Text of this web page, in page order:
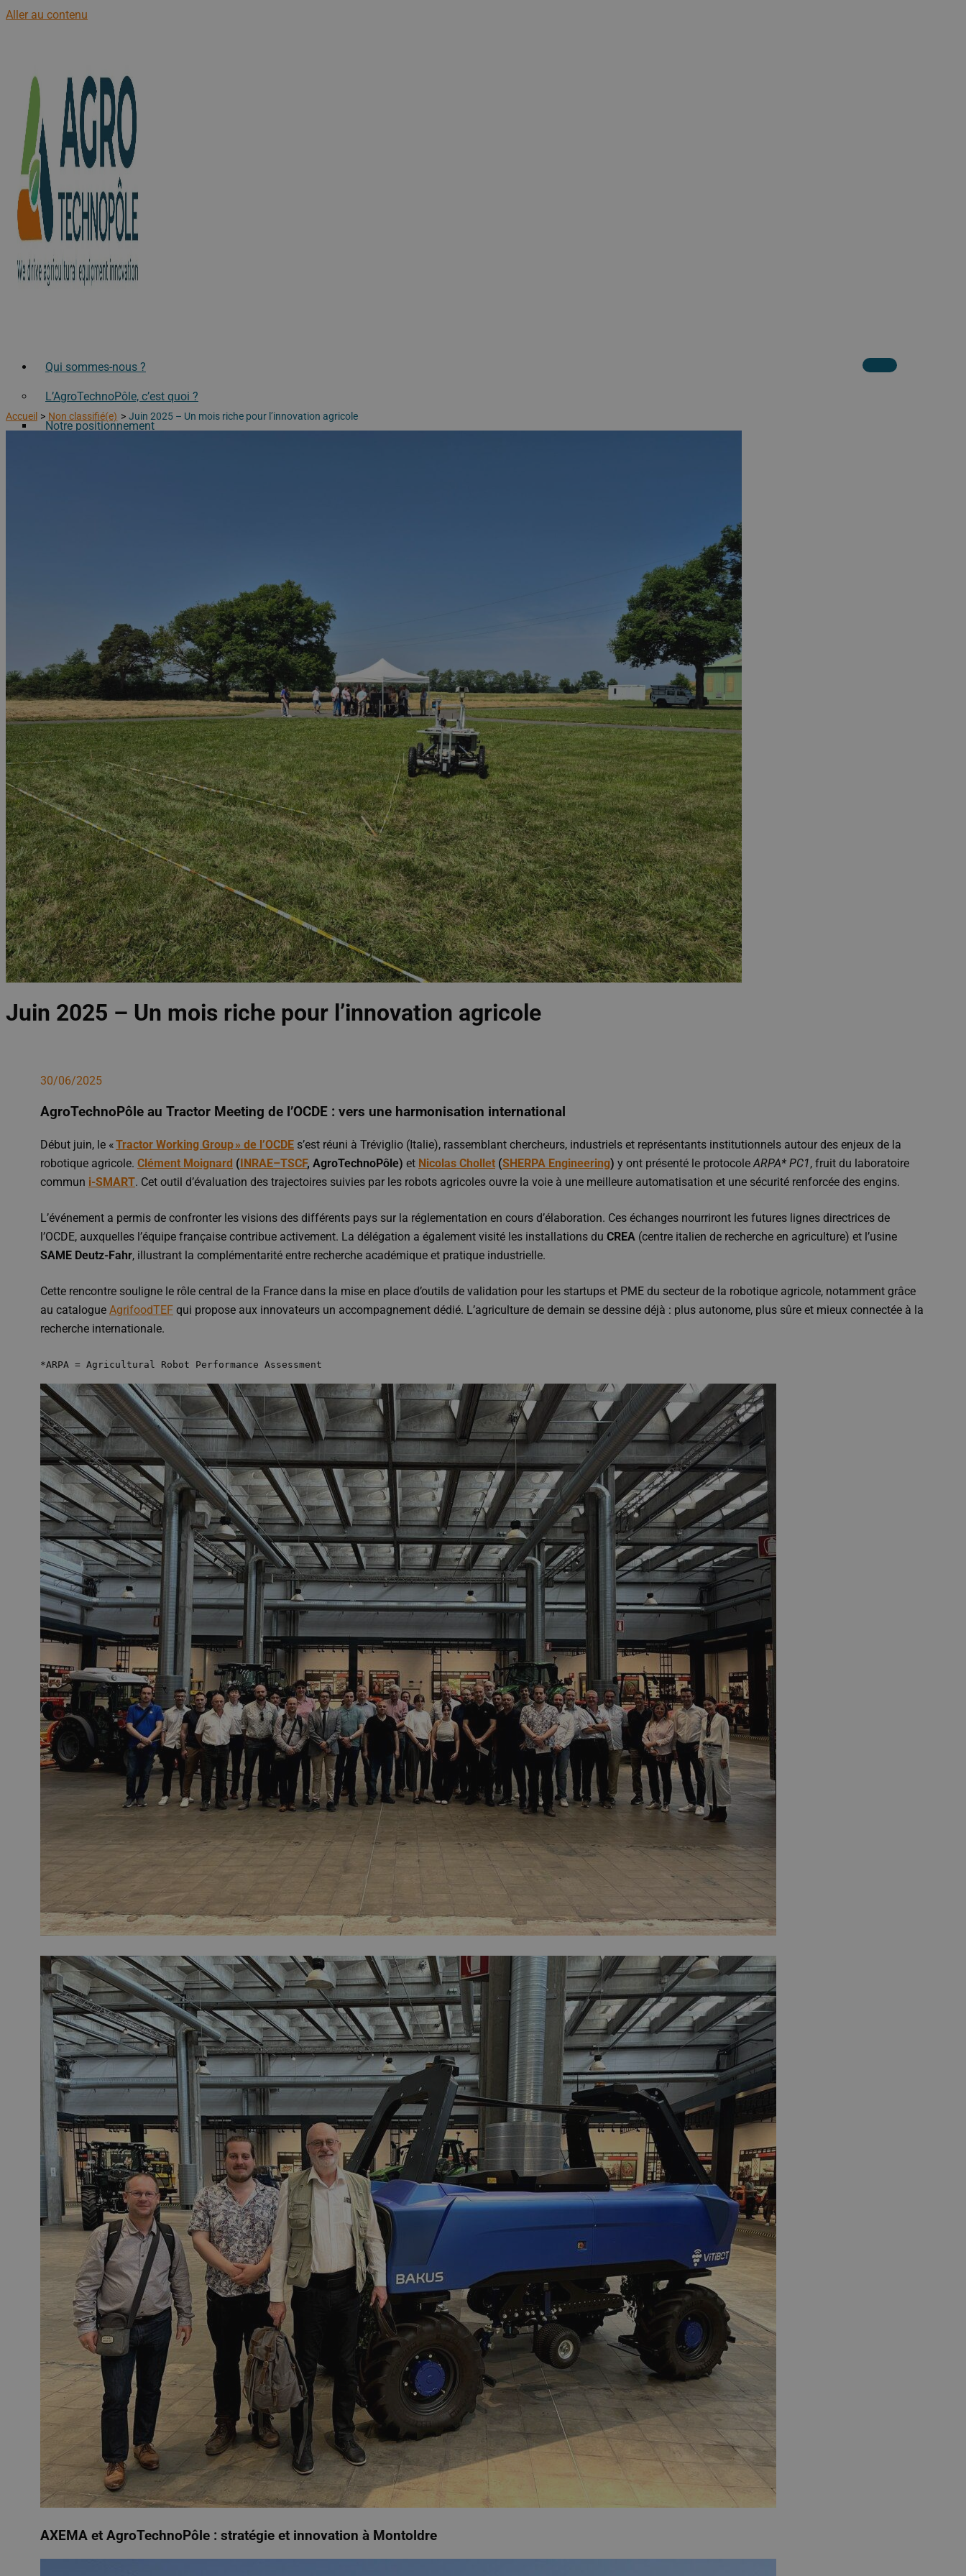
Aller au contenu
Qui sommes-nous ?
L’AgroTechnoPôle, c’est quoi ?
Notre positionnement
Nos services
Nos formations
Documents
Contactez-nous !
X
Accueil Non classifié(e) Juin 2025 – Un mois riche pour l’innovation agricole
Juin 2025 – Un mois riche pour l’innovation agricole
30/06/2025
AgroTechnoPôle au Tractor Meeting de l’OCDE : vers une harmonisation international
Début juin, le «Tractor Working Group » de l’OCDE s’est réuni à Tréviglio (Italie), rassemblant chercheurs, industriels et représentants institutionnels autour des enjeux de la
robotique agricole. Clément Moignard (INRAE–TSCF, AgroTechnoPôle) et Nicolas Chollet (SHERPA Engineering) y ont présenté le protocole ARPA* PC1, fruit du laboratoire
commun i-SMART. Cet outil d’évaluation des trajectoires suivies par les robots agricoles ouvre la voie à une meilleure automatisation et une sécurité renforcée des engins.
L’événement a permis de confronter les visions des différents pays sur la réglementation en cours d’élaboration. Ces échanges nourriront les futures lignes directrices de
l’OCDE, auxquelles l’équipe française contribue activement. La délégation a également visité les installations du CREA (centre italien de recherche en agriculture) et l’usine
SAME Deutz-Fahr, illustrant la complémentarité entre recherche académique et pratique industrielle.
Cette rencontre souligne le rôle central de la France dans la mise en place d’outils de validation pour les startups et PME du secteur de la robotique agricole, notamment grâce
au catalogue AgrifoodTEF qui propose aux innovateurs un accompagnement dédié. L’agriculture de demain se dessine déjà : plus autonome, plus sûre et mieux connectée à la
recherche internationale.
*ARPA = Agricultural Robot Performance Assessment
AXEMA et AgroTechnoPôle : stratégie et innovation à Montoldre